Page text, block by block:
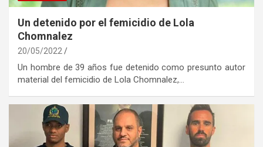
Un detenido por el femicidio de Lola
Chomnalez
20/05/2022
Un hombre de 39 años fue detenido como presunto autor
material del femicidio de Lola Chomnalez,…